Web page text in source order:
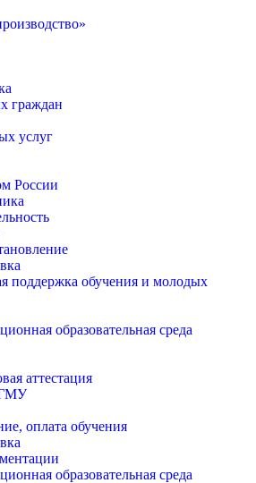
граждан
услуг
России
поддержка обучения и молодых
образовательная среда
аттестация
оплата обучения
образовательная среда